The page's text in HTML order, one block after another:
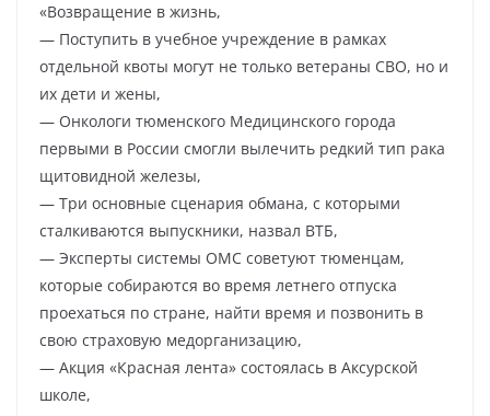
«Возвращение в жизнь,
— Поступить в учебное учреждение в рамках
отдельной квоты могут не только ветераны СВО, но и
их дети и жены,
— Онкологи тюменского Медицинского города
первыми в России смогли вылечить редкий тип рака
щитовидной железы,
— Три основные сценария обмана, с которыми
сталкиваются выпускники, назвал ВТБ,
— Эксперты системы ОМС советуют тюменцам,
которые собираются во время летнего отпуска
проехаться по стране, найти время и позвонить в
свою страховую медорганизацию,
— Акция «Красная лента» состоялась в Аксурской
школе,